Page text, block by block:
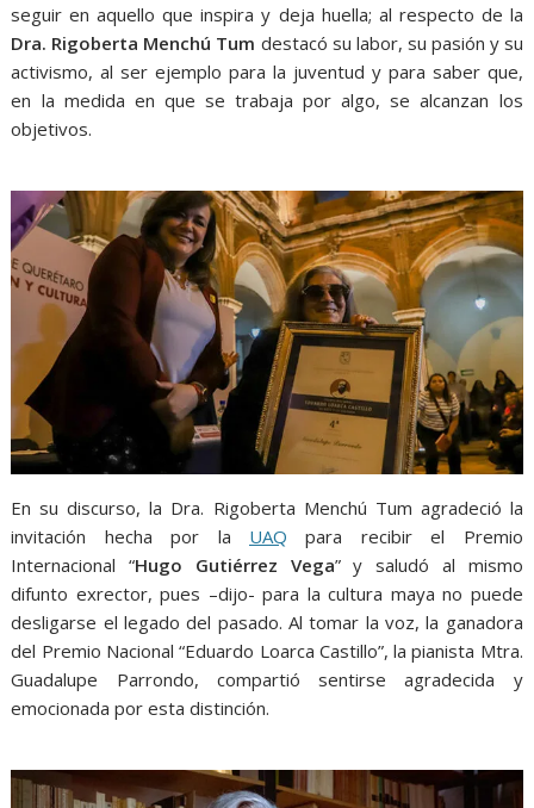
seguir en aquello que inspira y deja huella; al respecto de la
Dra. Rigoberta Menchú Tum destacó su labor, su pasión y su
activismo, al ser ejemplo para la juventud y para saber que,
en la medida en que se trabaja por algo, se alcanzan los
objetivos.
En su discurso, la Dra. Rigoberta Menchú Tum agradeció la
invitación hecha por la UAQ para recibir el Premio
Internacional “Hugo Gutiérrez Vega” y saludó al mismo
difunto exrector, pues –dijo- para la cultura maya no puede
desligarse el legado del pasado. Al tomar la voz, la ganadora
del Premio Nacional “Eduardo Loarca Castillo”, la pianista Mtra.
Guadalupe Parrondo, compartió sentirse agradecida y
emocionada por esta distinción.